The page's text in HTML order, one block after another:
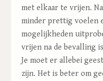
met elkaar te vrijen.
minder prettig voelen
mogelijkheden
vrijen na de bevalling
Je moet er allebei
zijn. Het is beter om